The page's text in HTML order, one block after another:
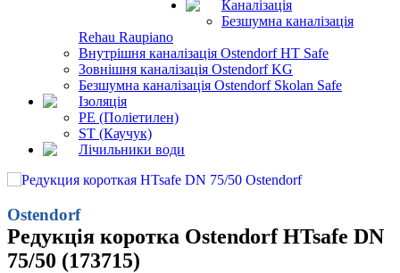
Каналізація
Безшумна каналізація
Rehau Raupiano
Внутрішня каналізація Ostendorf HT Safe
Зовнішня каналізація Ostendorf KG
Безшумна каналізація Ostendorf Skolan Safe
Ізоляція
PE (Поліетилен)
ST (Каучук)
Лічильники води
Ostendorf
Редукція коротка Ostendorf HTsafe DN
75/50 (173715)